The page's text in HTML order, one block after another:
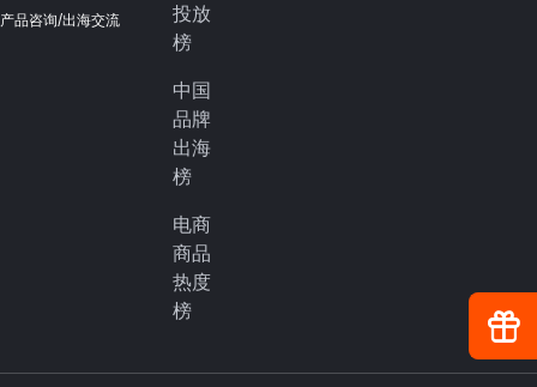
产品咨询/出海交流
投放
榜
中国
品牌
出海
榜
电商
商品
热度
榜